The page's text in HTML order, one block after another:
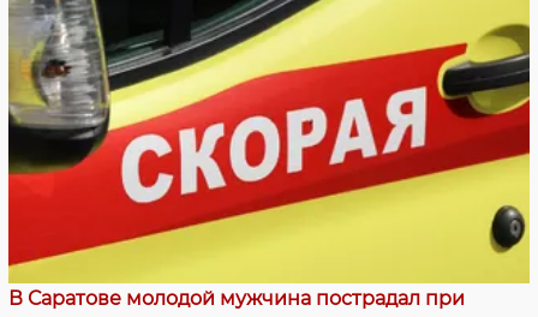
В Саратове молодой мужчина пострадал при